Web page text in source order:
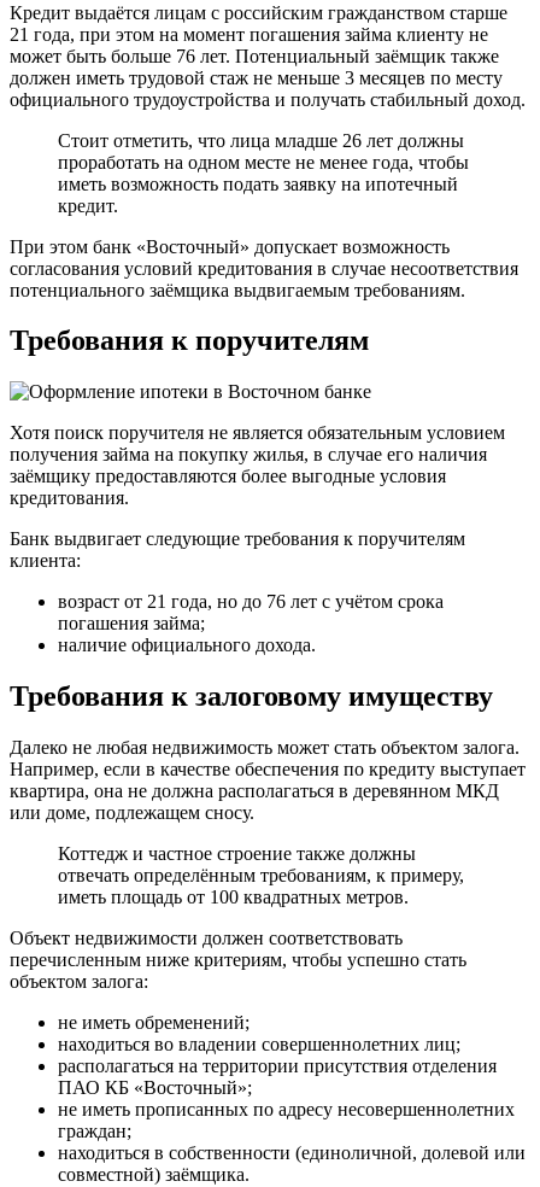
Кредит выдаётся лицам с российским гражданством старше
21 года, при этом на момент погашения займа клиенту не
может быть больше 76 лет. Потенциальный заёмщик также
должен иметь трудовой стаж не меньше 3 месяцев по месту
официального трудоустройства и получать стабильный доход.
Стоит отметить, что лица младше 26 лет должны
проработать на одном месте не менее года, чтобы
иметь возможность подать заявку на ипотечный
кредит.
При этом банк «Восточный» допускает возможность
согласования условий кредитования в случае несоответствия
потенциального заёмщика выдвигаемым требованиям.
Требования к поручителям
Хотя поиск поручителя не является обязательным условием
получения займа на покупку жилья, в случае его наличия
заёмщику предоставляются более выгодные условия
кредитования.
Банк выдвигает следующие требования к поручителям
клиента:
возраст от 21 года, но до 76 лет с учётом срока
погашения займа;
наличие официального дохода.
Требования к залоговому имуществу
Далеко не любая недвижимость может стать объектом залога.
Например, если в качестве обеспечения по кредиту выступает
квартира, она не должна располагаться в деревянном МКД
или доме, подлежащем сносу.
Коттедж и частное строение также должны
отвечать определённым требованиям, к примеру,
иметь площадь от 100 квадратных метров.
Объект недвижимости должен соответствовать
перечисленным ниже критериям, чтобы успешно стать
объектом залога:
не иметь обременений;
находиться во владении совершеннолетних лиц;
располагаться на территории присутствия отделения
ПАО КБ «Восточный»;
не иметь прописанных по адресу несовершеннолетних
граждан;
находиться в собственности (единоличной, долевой или
совместной) заёмщика.